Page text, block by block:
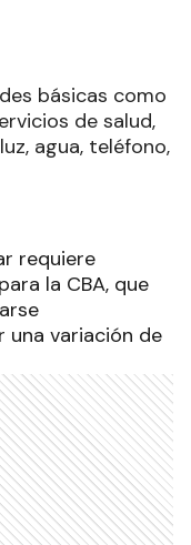
básicas como
de salud,
agua, teléfono,
requiere
la CBA, que
una variación de